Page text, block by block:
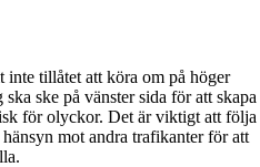
inte tillåtet att köra om på höger
ske på vänster sida för att skapa
för olyckor. Det är viktigt att följa
mot andra trafikanter för att